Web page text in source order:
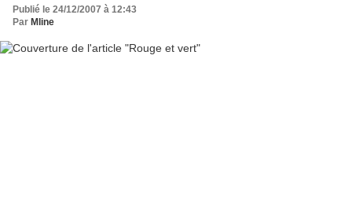
Publié le 24/12/2007 à 12:43
Par Mline